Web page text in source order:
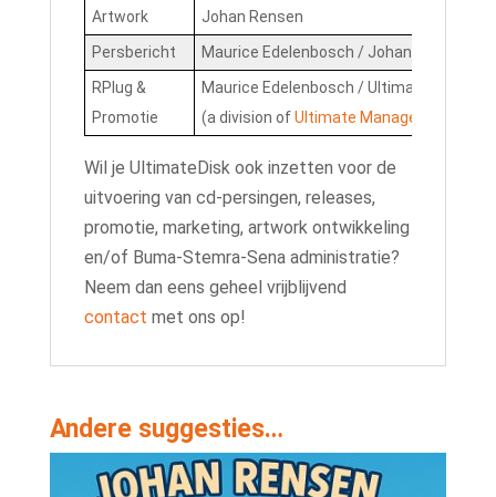
Artwork
Johan Rensen
Persbericht
Maurice Edelenbosch / Johan Rensen
RPlug &
Promotie
Maurice Edelenbosch / UltimateDisk
(a division ofUltimate Management
Wil je UltimateDisk ook inzetten voor de
uitvoering van cd-persingen, releases,
promotie, marketing, artwork ontwikkeling
en/of Buma-Stemra-Sena administratie?
Neem dan eens geheel vrijblijvend
contact met ons op!
Andere suggesties…